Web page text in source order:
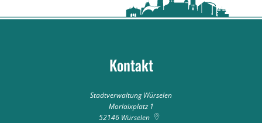
Kontakt
Stadtverwaltung Würselen
Morlaixplatz 1
52146 Würselen